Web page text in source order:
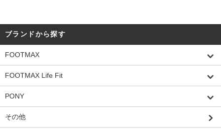
ブランドから探す
FOOTMAX
FOOTMAX Life Fit
PONY
その他